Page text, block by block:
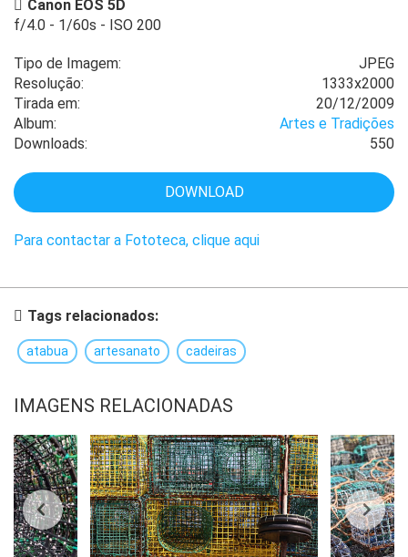
Canon EOS 5D
f/4.0 - 1/60s - ISO 200
Tipo de Imagem:
JPEG
Resolução:
1333x2000
Tirada em:
20/12/2009
Album:
Artes e Tradições
Downloads:
550
DOWNLOAD
Para contactar a Fototeca, clique aqui
Tags relacionados:
atabua artesanato cadeiras
IMAGENS RELACIONADAS